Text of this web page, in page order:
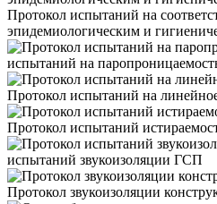
Протокол испытаний на
эпидемиологическим и
испытаний на
Протокол испытаний на
Протокол испытаний
испытаний звукоизоляции ГСП
Протокол звукоизоляции